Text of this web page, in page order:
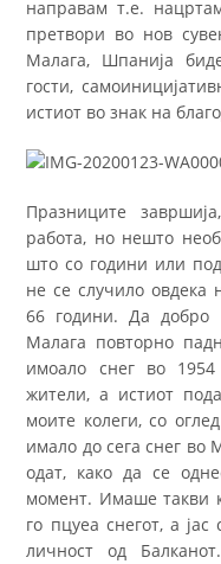
направам т.е.
претвори во нов
Малага, Шпанија
гости,
истиот во знак на
Празниците
работа, но нешто
што со години или
не се случило овдека
66 години. Да добро
Малага повторно
имоало снег во
жители, а истиот
моите колеги, со
имало до сега снег во
одат, како да се
момент. Имаше такви
го пцуеа снегот, а
личност од